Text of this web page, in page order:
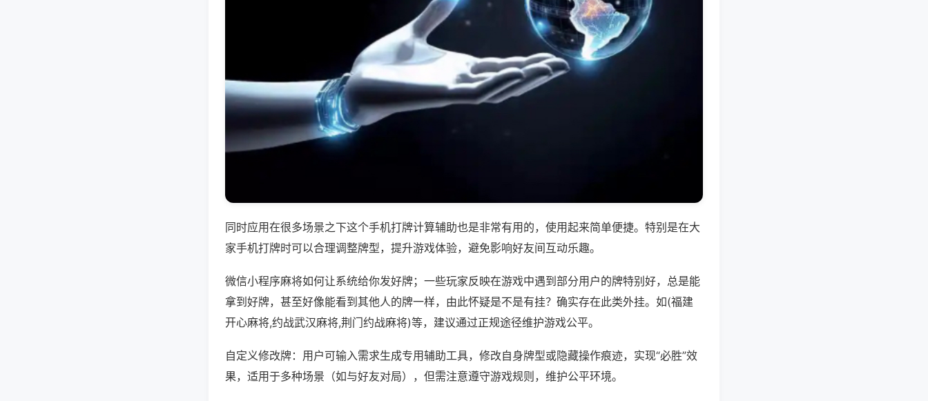
同时应用在很多场景之下这个手机打牌计算辅助也是非常有用的，使用起来简单便捷。特别是在大
家手机打牌时可以合理调整牌型，提升游戏体验，避免影响好友间互动乐趣。
微信小程序麻将如何让系统给你发好牌；一些玩家反映在游戏中遇到部分用户的牌特别好，总是能
拿到好牌，甚至好像能看到其他人的牌一样，由此怀疑是不是有挂？确实存在此类外挂。如(福建
开心麻将,约战武汉麻将,荆门约战麻将)等，建议通过正规途径维护游戏公平。
自定义修改牌：用户可输入需求生成专用辅助工具，修改自身牌型或隐藏操作痕迹，实现“必胜”效
果，适用于多种场景（如与好友对局），但需注意遵守游戏规则，维护公平环境。